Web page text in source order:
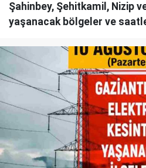
Şahinbey, Şehitkamil, Nizip
yaşanacak bölgeler ve